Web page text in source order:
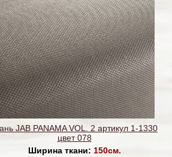
JAB PANAMA VOL. 2 артикул 1-1330
цвет 078
Ширина ткани: 150см.